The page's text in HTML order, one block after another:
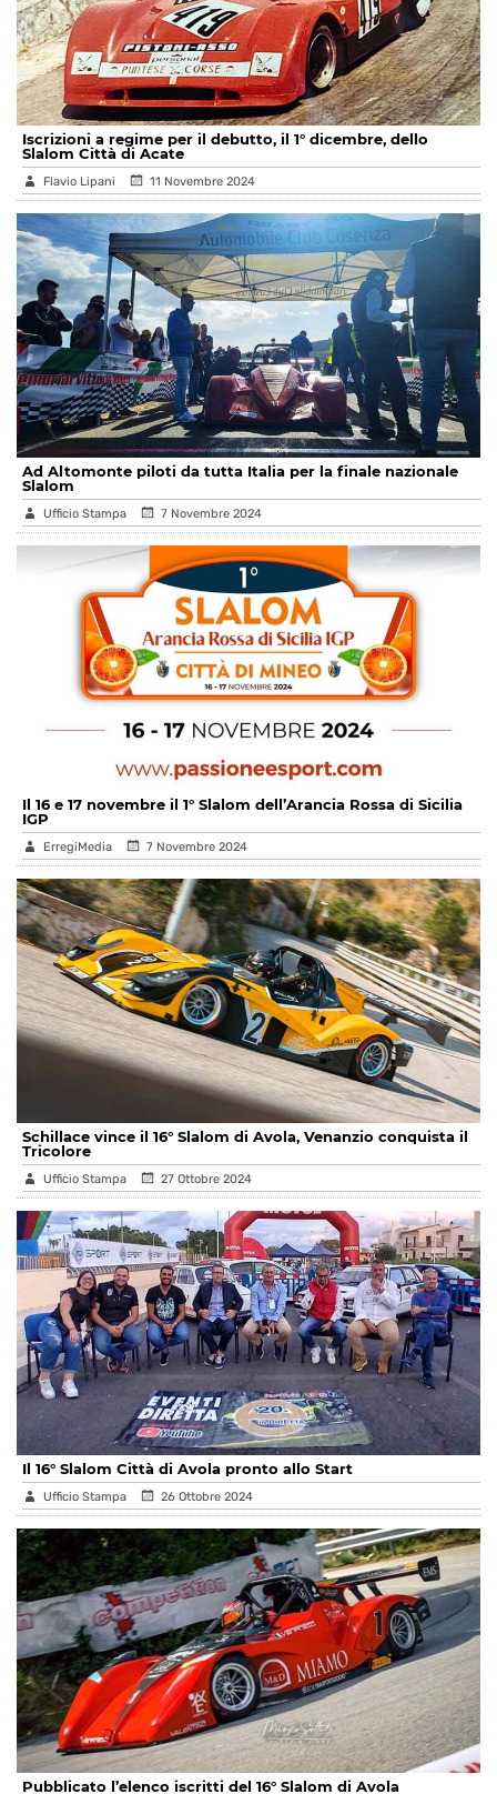
Iscrizioni a regime per il debutto, il 1° dicembre, dello
Slalom Città di Acate
Flavio Lipani 11 Novembre 2024
Ad Altomonte piloti da tutta Italia per la finale nazionale
Slalom
Ufficio Stampa 7 Novembre 2024
Il 16 e 17 novembre il 1° Slalom dell’Arancia Rossa di Sicilia
IGP
ErregiMedia 7 Novembre 2024
Schillace vince il 16° Slalom di Avola, Venanzio conquista il
Tricolore
Ufficio Stampa 27 Ottobre 2024
Il 16° Slalom Città di Avola pronto allo Start
Ufficio Stampa 26 Ottobre 2024
Pubblicato l’elenco iscritti del 16° Slalom di Avola